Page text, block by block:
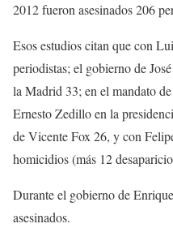
2012 fueron asesinados 206
Esos estudios citan que con
periodistas; el gobierno de
la Madrid 33; en el mandato
Ernesto Zedillo en la
de Vicente Fox 26, y con
homicidios (más 12
Durante el gobierno de
asesinados.